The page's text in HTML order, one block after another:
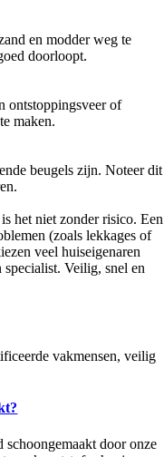
en modder weg te
doorloopt.
ontstoppingsveer of
maken.
beugels zijn. Noteer dit
het niet zonder risico. Een
(zoals lekkages of
veel huiseigenaren
specialist. Veilig, snel en
vakmensen, veilig
door onze